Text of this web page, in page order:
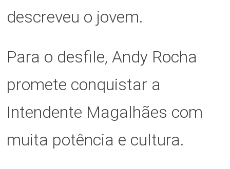
descreveu o jovem.
Para o desfile, Andy Rocha
promete conquistar a
Intendente Magalhães com
muita potência e cultura.